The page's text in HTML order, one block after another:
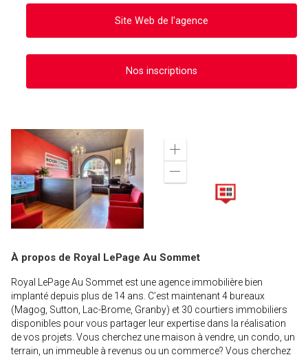
Site Web de l'agence
Nos inscriptions
Zoom
À propos de Royal LePage Au Sommet
Royal LePage Au Sommet est une agence immobilière bien
implanté depuis plus de 14 ans. C’est maintenant 4 bureaux
(Magog, Sutton, Lac-Brome, Granby) et 30 courtiers immobiliers
disponibles pour vous partager leur expertise dans la réalisation
de vos projets. Vous cherchez une maison à vendre, un condo, un
terrain, un immeuble à revenus ou un commerce? Vous cherchez